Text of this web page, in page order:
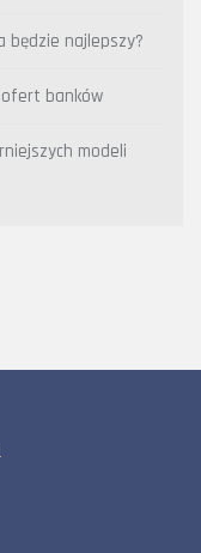
będzie najlepszy?
banków
modeli